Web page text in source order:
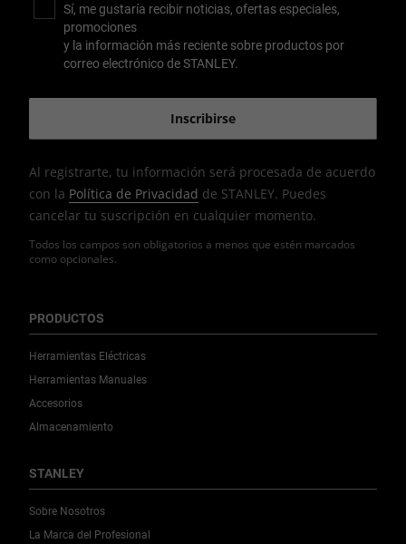
Todos los campos son obligatorios a menos que estén marcados
como opcionales.
Sí, me gustaría recibir noticias, ofertas especiales,
promociones
y la información más reciente sobre productos por
correo electrónico de STANLEY.
Al registrarte, tu información será procesada de acuerdo
con la Política de Privacidad de STANLEY. Puedes
cancelar tu suscripción en cualquier momento.
PRODUCTOS
Herramientas Eléctricas
Herramientas Manuales
Accesorios
Almacenamiento
STANLEY
Sobre Nosotros
La Marca del Profesional